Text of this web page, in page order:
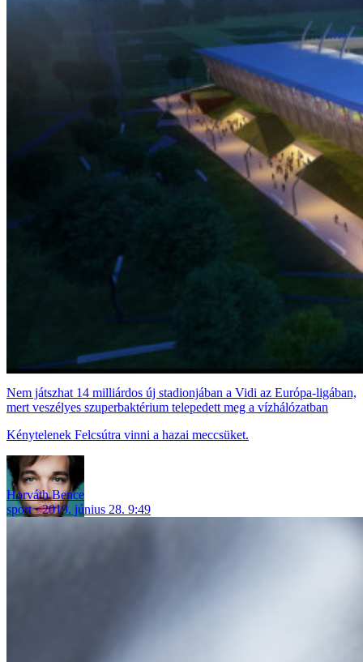
Nem játszhat 14 milliárdos új stadionjában a Vidi az Európa-ligában,
mert veszélyes szuperbaktérium telepedett meg a vízhálózatban
Kénytelenek Felcsútra vinni a hazai meccsüket.
Horváth Bence
sport
2019. június 28. 9:49